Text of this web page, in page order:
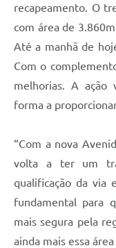
recapeamento. O
com área de
Até a manhã de
Com o
melhorias. A ação
forma a
“Com a nova
volta a ter um
qualificação da via
fundamental para
mais segura pela
ainda mais essa